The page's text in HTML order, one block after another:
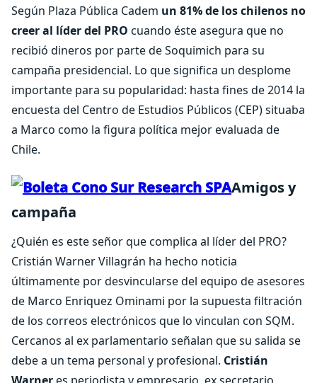
Según Plaza Pública Cadem un 81% de los chilenos no
creer al líder del PRO cuando éste asegura que no
recibió dineros por parte de Soquimich para su
campaña presidencial. Lo que significa un desplome
importante para su popularidad: hasta fines de 2014 la
encuesta del Centro de Estudios Públicos (CEP) situaba
a Marco como la figura política mejor evaluada de
Chile.
Amigos y
campaña
¿Quién es este señor que complica al líder del PRO?
Cristián Warner Villagrán ha hecho noticia
últimamente por desvincularse del equipo de asesores
de Marco Enriquez Ominami por la supuesta filtración
de los correos electrónicos que lo vinculan con SQM.
Cercanos al ex parlamentario señalan que su salida se
debe a un tema personal y profesional. Cristián